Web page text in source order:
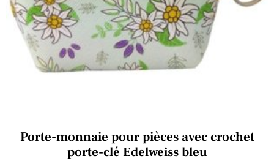
Porte-monnaie pour pièces avec crochet
porte-clé Edelweiss bleu